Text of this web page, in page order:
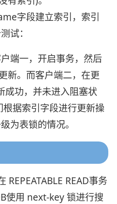
字段建立索引，索引
试：
端一，开启事务，然后
新。而客户端二，在更
成功，并未进入阻塞状
据索引字段进行更新操
为表锁的情况。
READ事务
使用 next-key 锁进行搜